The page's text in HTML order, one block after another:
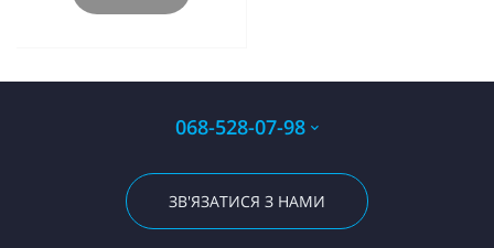
068-528-07-98
ЗВ'ЯЗАТИСЯ З НАМИ